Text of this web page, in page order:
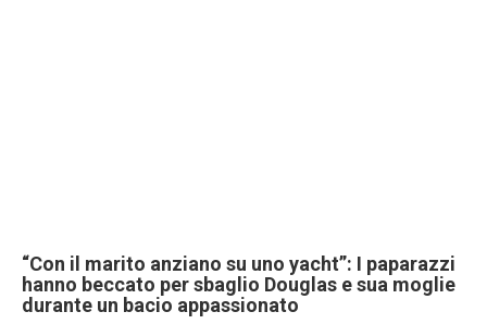
“Con il marito anziano su uno yacht”: I paparazzi
hanno beccato per sbaglio Douglas e sua moglie
durante un bacio appassionato